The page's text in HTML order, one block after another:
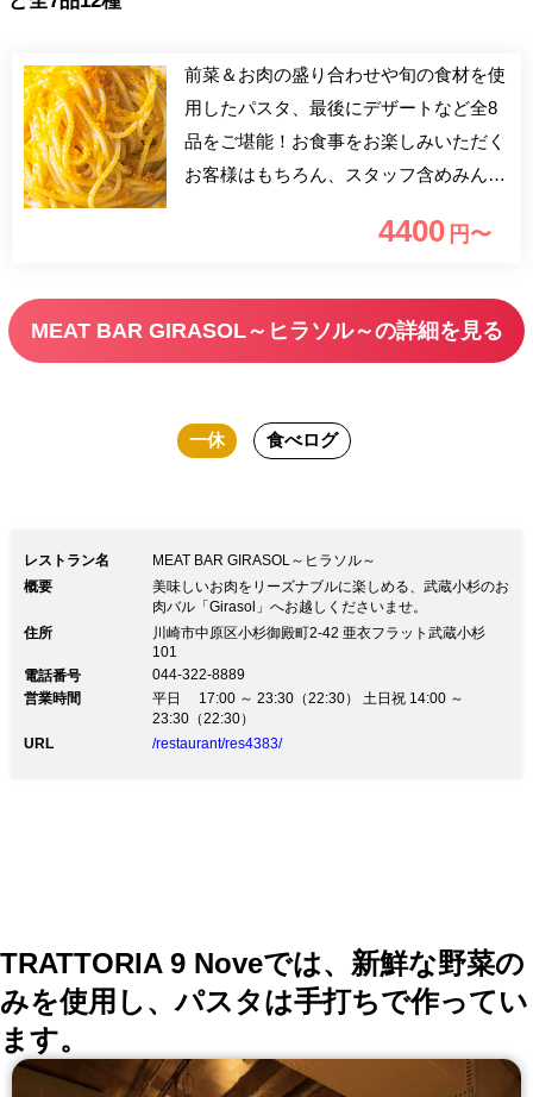
前菜＆お肉の盛り合わせや旬の食材を使
用したパスタ、最後にデザートなど全8
品をご堪能！お食事をお楽しみいただく
お客様はもちろん、スタッフ含めみんな
事をお愉しみください！季節によって変
4400 円〜
MEAT BAR GIRASOL～ヒラソル～の詳細を見る
一休 食べログ
レストラン名
MEAT BAR GIRASOL～ヒラソル～
概要
美味しいお肉をリーズナブルに楽しめる、武蔵小杉のお
肉バル「Girasol」へお越しくださいませ。
住所
川崎市中原区小杉御殿町2-42 亜衣フラット武蔵小杉
101
電話番号
044-322-8889
営業時間
平日 17:00 ～ 23:30（22:30） 土日祝 14:00 ～
23:30（22:30）
URL
/restaurant/res4383/
TRATTORIA 9 Noveでは、新鮮な野菜の
みを使用し、パスタは手打ちで作ってい
ます。